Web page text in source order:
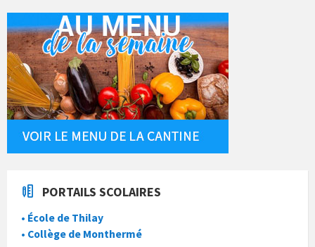
PORTAILS SCOLAIRES
• École de Thilay
• Collège de Monthermé